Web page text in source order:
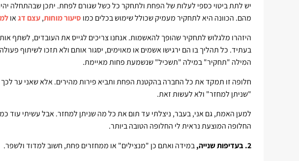
יש לתת ביטוי כספי לעלות של הפחת ולתחקר כל כשל שגורם לפחת. יתכן שבהתחלה
מהם. הכוונה היא לתחקיר מעמיק שכולל שימוש בכלים כמו סיעור מוחות,עצם דגאו
היזהרו מלגלוש לתחקיר שהופך להאשמות. אנחנו צריכים לגייס את העובדים, לשתף
בעתיד. כל תהליך בו הם ירגישו אשמים או מאוימים, יסגור אותם ולא תזכו לשיתוף
המילה "תחקיר" במילה "תשכיל" שנשמעת פחות מאיימת.
חלופה זו תמקד את כל החברה בהקטנת הפחת ותביא פירות מהירים. אלא שאני ער
"שניתן למחזר" ולא לעשות זאת.
למען האמת, גם אני, בעבר, ניצלתי עד תום את כל מה שניתן למחזר. אבל עשיתי עוד
החלופה המוצעת נראית לי החלופה הטובה ביותר.
2. בעדיפות שנייה,
במידה ואתם כן "מנצילים" או ממחזרים פחת, חשוב למדוד ולשפר.